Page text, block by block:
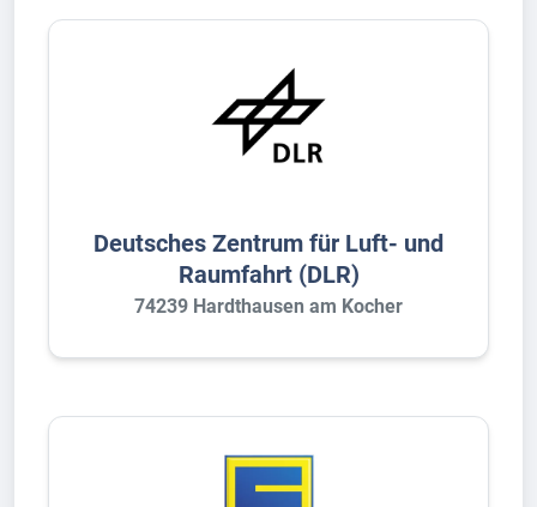
Deutsches Zentrum für Luft- und
Raumfahrt (DLR)
74239 Hardthausen am Kocher